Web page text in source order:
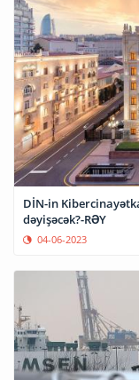
DİN-in
dəyişəcək?-RƏY
04-06-2023